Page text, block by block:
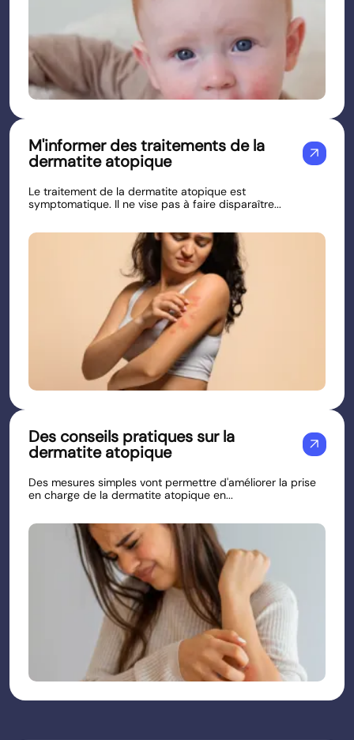
M'informer des traitements de la
dermatite atopique arrow_outward
Le traitement de la dermatite atopique est
symptomatique. Il ne vise pas à faire disparaître...
Des conseils pratiques sur la
dermatite atopique arrow_outward
Des mesures simples vont permettre d'améliorer la prise
en charge de la dermatite atopique en...